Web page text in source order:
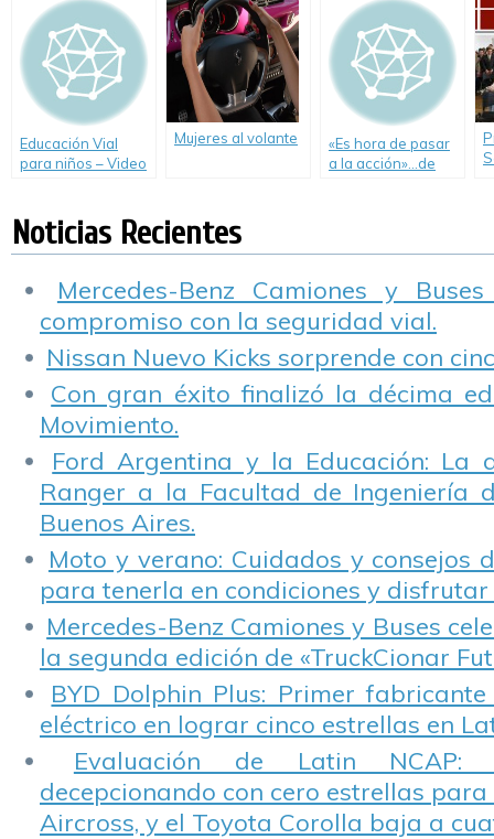
Educación Vial
para niños – Video
Mujeres al volante
«Es hora de pasar
a la acción»…de
Noticias Recientes
Mercedes-Benz Camiones y
compromiso con la seguridad vial.
Nissan Nuevo Kicks sorprende con
Con gran éxito finalizó la décima
Movimiento.
Ford Argentina y la Educación: La
Ranger a la Facultad de Ingeniería
Buenos Aires.
Moto y verano: Cuidados y consejos
para tenerla en condiciones y disfrutar
Mercedes-Benz Camiones y Buses
la segunda edición de «TruckCionar
BYD Dolphin Plus: Primer
eléctrico en lograr cinco estrellas en
Evaluación de Latin NCAP:
decepcionando con cero estrellas para
Aircross, y el Toyota Corolla baja a